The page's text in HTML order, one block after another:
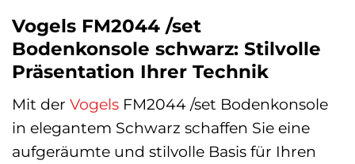
Vogels FM2044 /set
Bodenkonsole schwarz: Stilvolle
Präsentation Ihrer Technik
Mit der Vogels FM2044 /set Bodenkonsole
in elegantem Schwarz schaffen Sie eine
aufgeräumte und stilvolle Basis für Ihren